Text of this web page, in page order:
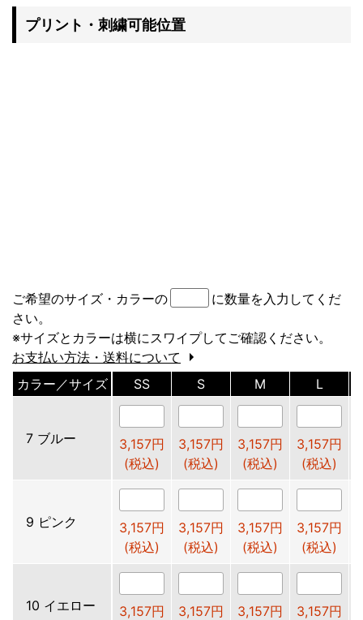
プリント・刺繍可能位置
ご希望のサイズ・カラーの
に数量を入力してくだ
さい。
※サイズとカラーは横にスワイプしてご確認ください。
お支払い方法・送料について
カラー／サイズ
SS S M L
7 ブルー
3,157円
(税込)
3,157円
(税込)
3,157円
(税込)
3,157円
(税込)
9 ピンク
3,157円
(税込)
3,157円
(税込)
3,157円
(税込)
3,157円
(税込)
10 イエロー
3,157円
3,157円
3,157円
3,157円